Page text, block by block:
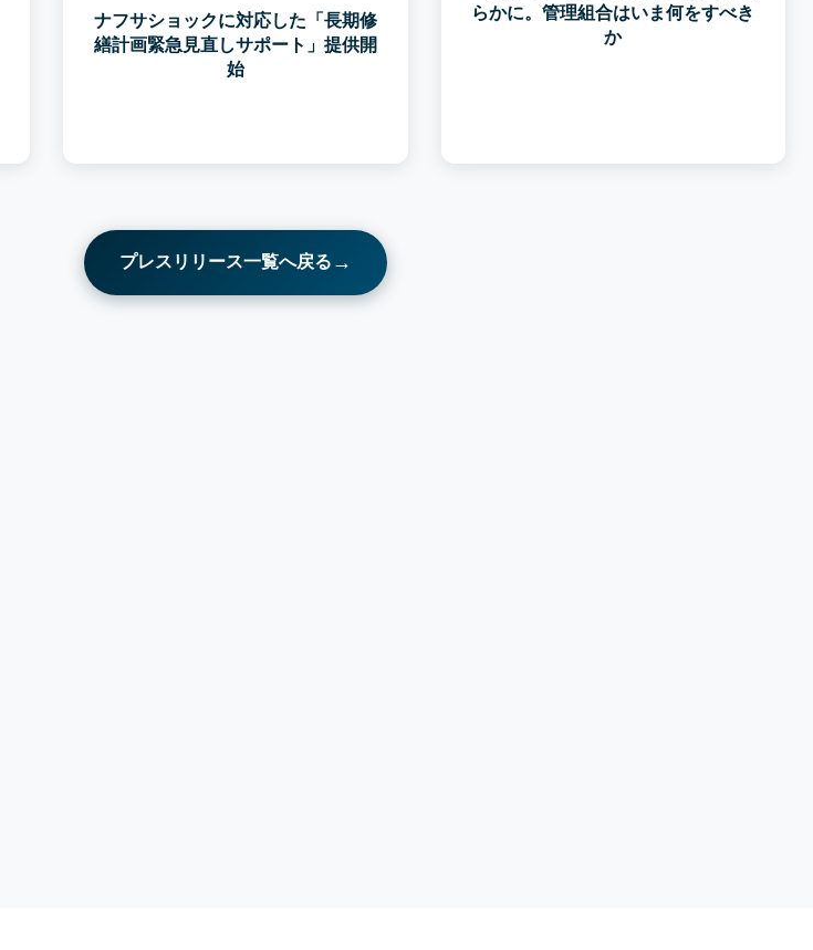
ナフサショックに対応した「長期修
繕計画緊急見直しサポート」提供開
始
らかに。管理組合はいま何をすべき
か
プレスリリース一覧へ戻る →